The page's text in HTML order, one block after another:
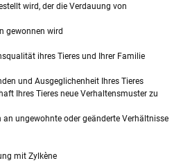
wird, der die Verdauung von
gewonnen wird
ihres Tieres und Ihrer Familie
und Ausgeglichenheit Ihres Tieres
Ihres Tieres neue Verhaltensmuster zu
an ungewohnte oder geänderte Verhältnisse
mit Zylkène